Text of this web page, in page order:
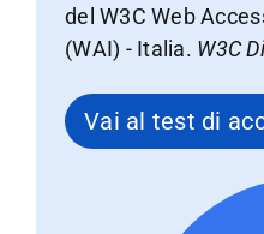
del W3C Web
(WAI) - Italia. W3C
Vai al test di